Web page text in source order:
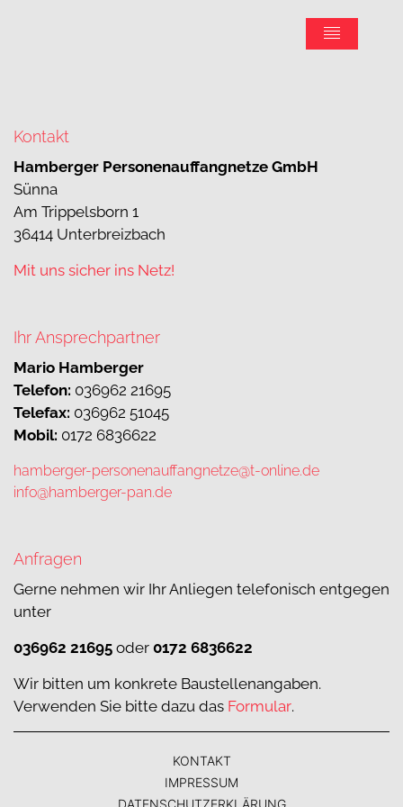
Kontakt
Hamberger Personenauffangnetze GmbH
Sünna
Am Trippelsborn 1
36414 Unterbreizbach
Mit uns sicher ins Netz!
Ihr Ansprechpartner
Mario Hamberger
Telefon: 036962 21695
Telefax: 036962 51045
Mobil: 0172 6836622
hamberger-personenauffangnetze@t-online.de
info@hamberger-pan.de
Anfragen
Gerne nehmen wir Ihr Anliegen telefonisch entgegen
unter
036962 21695 oder 0172 6836622
Wir bitten um konkrete Baustellenangaben.
Verwenden Sie bitte dazu das Formular.
KONTAKT
IMPRESSUM
DATENSCHUTZERKLÄRUNG